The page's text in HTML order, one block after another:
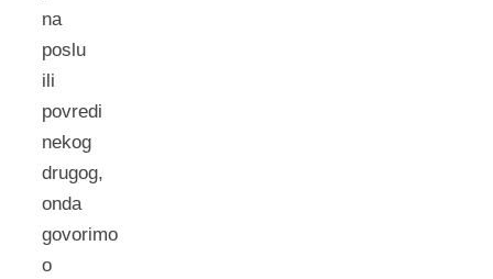
na
poslu
ili
povredi
nekog
drugog,
onda
govorimo
o